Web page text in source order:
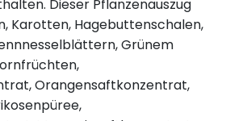
Dieser Pflanzenauszug
Karotten, Hagebuttenschalen,
Grünem
Orangensaftkonzentrat,